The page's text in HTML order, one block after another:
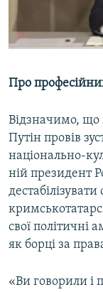
Про
Відзначимо, що
Путін провів
національно-
ній президент
свої політичні
як борці за
«Ви говорили і